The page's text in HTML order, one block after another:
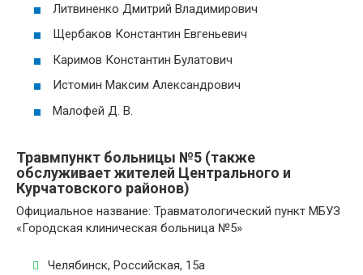
Литвиненко Дмитрий Владимирович
Щербаков Константин Евгеньевич
Каримов Константин Булатович
Истомин Максим Александрович
Малофей Д. В.
Травмпункт больницы №5 (также
обслуживает жителей Центрального и
Курчатовского районов)
Официальное название: Травматологический пункт МБУЗ
«Городская клиническая больница №5»
Челябинск, Российская, 15а